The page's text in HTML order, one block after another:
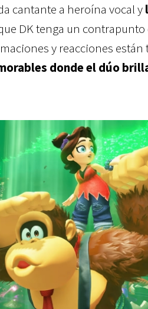
cantante a heroína vocal y
DK tenga un contrapunto
y reacciones
donde el dúo